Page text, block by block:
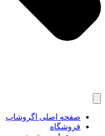
صفحه اصلی اگروشاپ
فروشگاه